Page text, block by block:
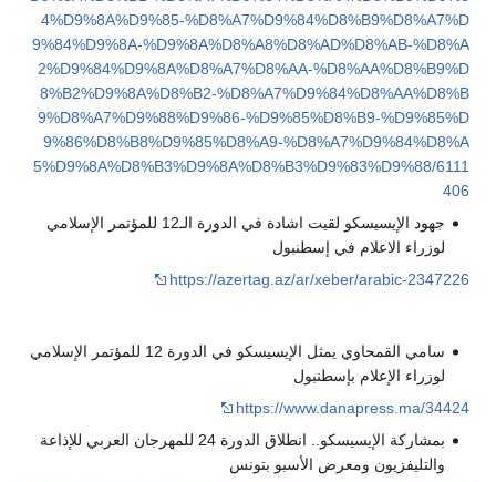
4%D9%8A%D9%85-%D8%A7%D9%84%D8%B9%D8%A7%D
9%84%D9%8A-%D9%8A%D8%A8%D8%AD%D8%AB-%D8%A
2%D9%84%D9%8A%D8%A7%D8%AA-%D8%AA%D8%B9%D
8%B2%D9%8A%D8%B2-%D8%A7%D9%84%D8%AA%D8%B
9%D8%A7%D9%88%D9%86-%D9%85%D8%B9-%D9%85%D
9%86%D8%B8%D9%85%D8%A9-%D8%A7%D9%84%D8%A
5%D9%8A%D8%B3%D9%8A%D8%B3%D9%83%D9%88/6111
406
جهود الإيسيسكو لقيت اشادة في الدورة الـ12 للمؤتمر الإسلامي
لوزراء الاعلام في إسطنبول
https://azertag.az/ar/xeber/arabic-2347226
سامي القمحاوي يمثل الإيسيسكو في الدورة 12 للمؤتمر الإسلامي
لوزراء الإعلام بإسطنبول
https://www.danapress.ma/34424
بمشاركة الإيسيسكو.. انطلاق الدورة 24 للمهرجان العربي للإذاعة
والتليفزيون ومعرض الأسبو بتونس